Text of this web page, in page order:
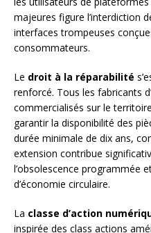
majeures figure l’interdiction
interfaces trompeuses
consommateurs.
Le droit à la réparabilité
renforcé. Tous les fabricants
commercialisés sur le
garantir la disponibilité des
durée minimale de dix ans,
extension contribue
l’obsolescence programmée
d’économie circulaire.
La classe d’action
inspirée des class actions